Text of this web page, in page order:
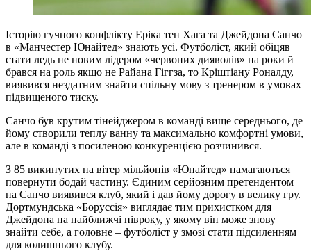
Історію гучного конфлікту Еріка тен Хага та Джейдона Санчо
в «Манчестер Юнайтед» знають усі. Футболіст, який обіцяв
стати ледь не новим лідером «червоних дияволів» на роки й
брався на роль якщо не Райана Гіггза, то Кріштіану Роналду,
виявився нездатним знайти спільну мову з тренером в умовах
підвищеного тиску.
Санчо був крутим тінейджером в команді вище середнього, де
йому створили теплу ванну та максимально комфортні умови,
але в команді з посиленою конкуренцією розчинився.
З 85 викинутих на вітер мільйонів «Юнайтед» намагаються
повернути бодай частину. Єдиним серйозним претендентом
на Санчо виявився клуб, який і дав йому дорогу в велику гру.
Дортмундська «Боруссія» виглядає тим прихистком для
Джейдона на найближчі півроку, у якому він може знову
знайти себе, а головне – футболіст у змозі стати підсиленням
для колишнього клубу.